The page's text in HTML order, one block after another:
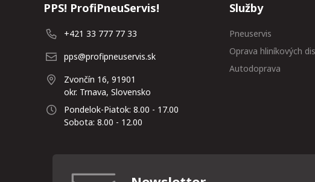
PPS! ProfiPneuServis!
+421 33 777 77 33
pps@profipneuservis.sk
Zvončín 16, 91901
okr. Trnava, Slovensko
Pondelok-Piatok: 8.00 - 17.00
Sobota: 8.00 - 12.00
Služby
Pneuservis
Oprava hliníkových
Autodoprava